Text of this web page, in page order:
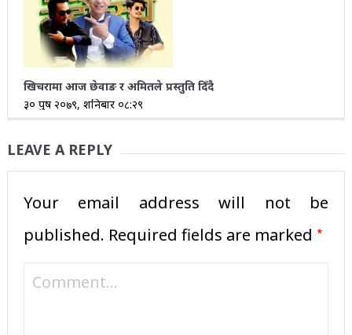
खिचरामा आज छेवाङ र अमितले प्रस्तुति दिँदै
३० पुष २०७९, शनिबार ०८:२९
LEAVE A REPLY
Your email address will not be
published. Required fields are marked *